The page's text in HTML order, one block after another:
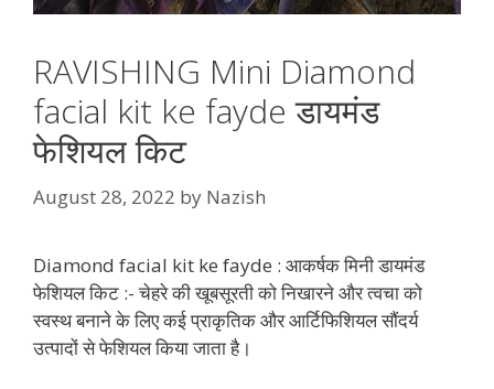
RAVISHING Mini Diamond
facial kit ke fayde डायमंड
फेशियल किट
August 28, 2022 by Nazish
Diamond facial kit ke fayde : आकर्षक मिनी डायमंड
फेशियल किट :- चेहरे की खूबसूरती को निखारने और त्‍वचा को
स्‍वस्‍थ बनाने के लिए कई प्राकृतिक और आर्टिफिशियल सौंदर्य
उत्‍पादों से फेशियल किया जाता है।